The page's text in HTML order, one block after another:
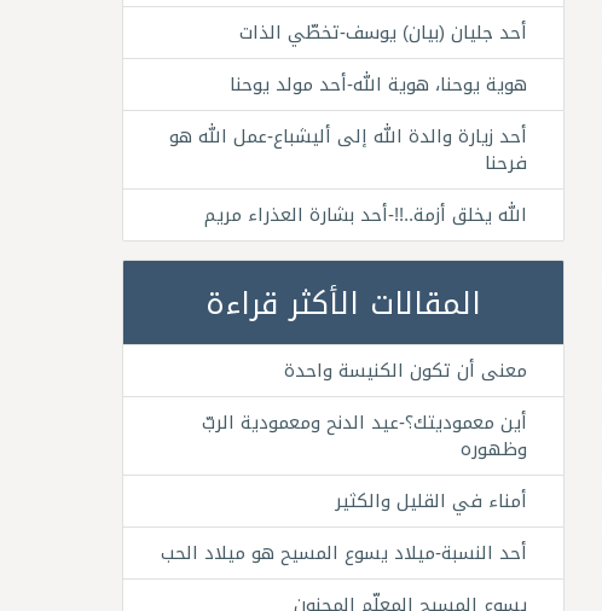
أحد جليان (بيان) يوسف-تخطّي الذات
هوية يوحنا، هوية الله-أحد مولد يوحنا
أحد زيارة والدة الله إلى أليشباع-عمل الله هو
فرحنا
الله يخلق أزمة..!!-أحد بشارة العذراء مريم
المقالات الأكثر قراءة
معنى أن تكون الكنيسة واحدة
أين معموديتك؟-عيد الدنح ومعمودية الربّ
وظهوره
أمناء في القليل والكثير
أحد النسبة-ميلاد يسوع المسيح هو ميلاد الحب